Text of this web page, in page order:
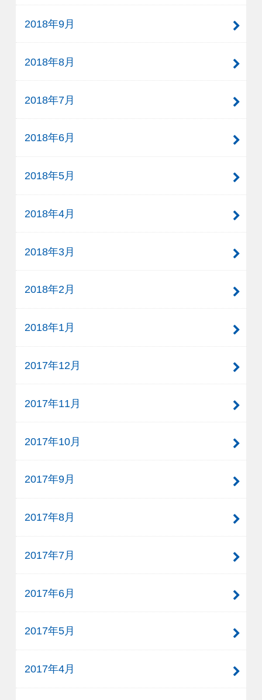
2018年9月
2018年8月
2018年7月
2018年6月
2018年5月
2018年4月
2018年3月
2018年2月
2018年1月
2017年12月
2017年11月
2017年10月
2017年9月
2017年8月
2017年7月
2017年6月
2017年5月
2017年4月